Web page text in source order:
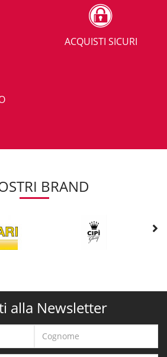
ACQUISTI SICURI
BRAND
alla Newsletter